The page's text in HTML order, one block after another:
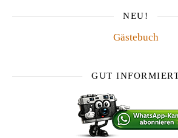
NEU!
Gästebuch
GUT